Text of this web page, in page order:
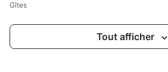
Gîtes
Tout afficher